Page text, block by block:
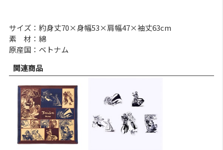
サイズ：約身丈70×身幅53×肩幅47×袖丈63cm
素 材：綿
原産国：ベトナム
関連商品